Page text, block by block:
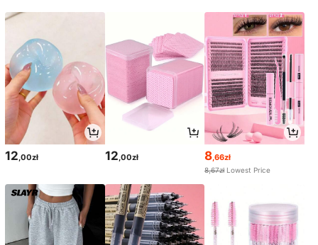
12,00zł 12,00zł 8,66zł
8,67zł Lowest Price